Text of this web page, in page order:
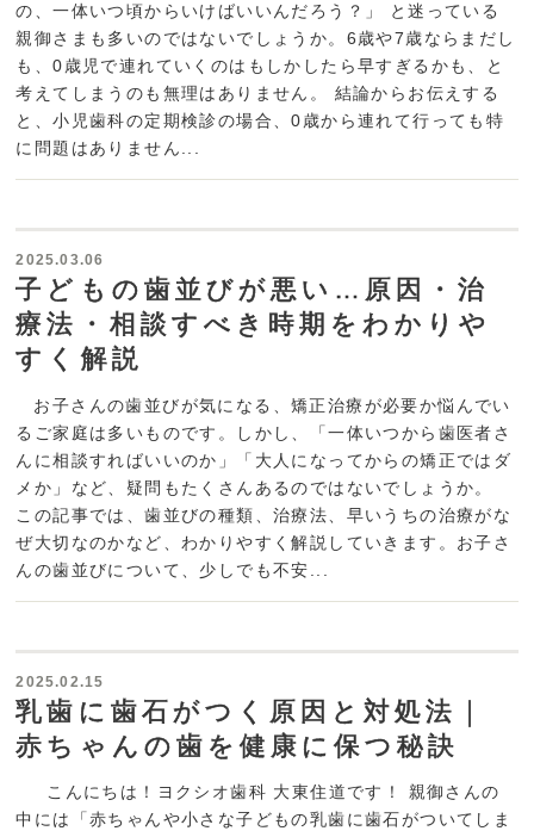
の、一体いつ頃からいけばいいんだろう？」 と迷っている
親御さまも多いのではないでしょうか。6歳や7歳ならまだし
も、0歳児で連れていくのはもしかしたら早すぎるかも、と
考えてしまうのも無理はありません。 結論からお伝えする
と、小児歯科の定期検診の場合、0歳から連れて行っても特
に問題はありません...
2025.03.06
子どもの歯並びが悪い…原因・治
療法・相談すべき時期をわかりや
すく解説
お子さんの歯並びが気になる、矯正治療が必要か悩んでい
るご家庭は多いものです。しかし、「一体いつから歯医者さ
んに相談すればいいのか」「大人になってからの矯正ではダ
メか」など、疑問もたくさんあるのではないでしょうか。
この記事では、歯並びの種類、治療法、早いうちの治療がな
ぜ大切なのかなど、わかりやすく解説していきます。お子さ
んの歯並びについて、少しでも不安...
2025.02.15
乳歯に歯石がつく原因と対処法｜
赤ちゃんの歯を健康に保つ秘訣
こんにちは！ヨクシオ歯科 大東住道です！ 親御さんの
中には「赤ちゃんや小さな子どもの乳歯に歯石がついてしま